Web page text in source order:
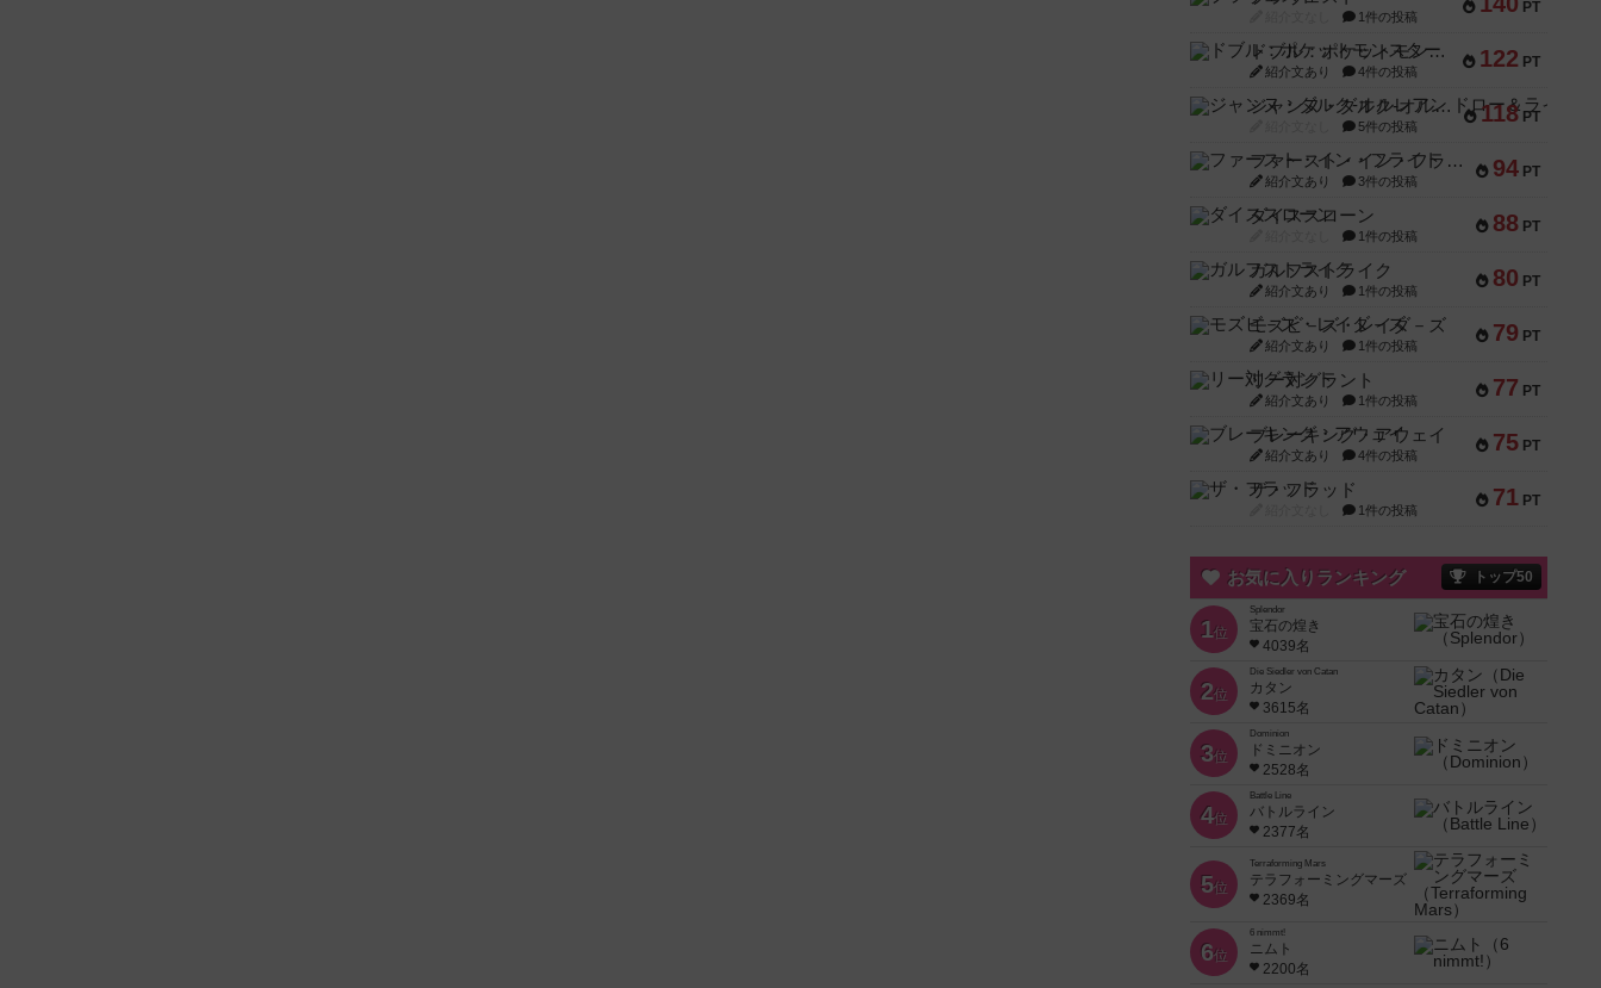
PT
1件の投稿
122 PT
ドブル：ポケットモンスター
紹介文あり 4件の投稿
118 PT
ジャンヌ・ダルク-オルレアン ドロー＆ライト
5件の投稿
94 PT
ファースト・イン・フライト
紹介文あり 3件の投稿
88 PT
ダイススローン
1件の投稿
80 PT
ガルフストライク
紹介文あり 1件の投稿
79 PT
モズビ－ズ・レイダ－ズ
紹介文あり 1件の投稿
77 PT
リー対グラント
紹介文あり 1件の投稿
75 PT
ブレーキング・アウェイ
紹介文あり 4件の投稿
71 PT
ザ・フラッド
1件の投稿
お気に入りランキング トップ50
1位
Splendor
宝石の煌き
4039名
2位
Die Siedler von Catan
カタン
3615名
3位
Dominion
ドミニオン
2528名
4位
Battle Line
バトルライン
2377名
5位
Terraforming Mars
テラフォーミングマーズ
2369名
6位
6 nimmt!
ニムト
2200名